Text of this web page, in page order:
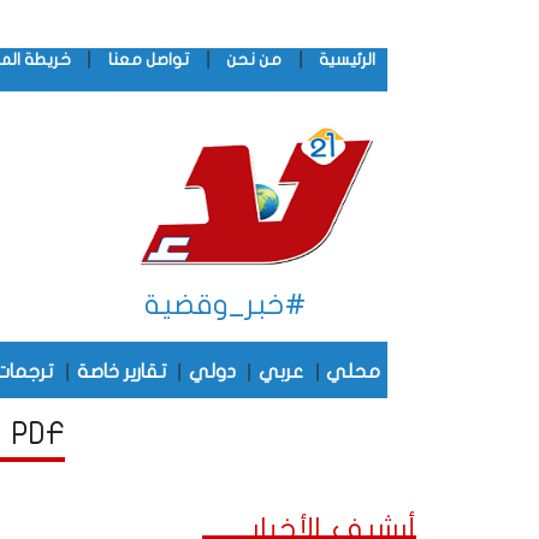
الرئيسية من نحن تواصل معنا خريطة
#خبر_وقضية
محلي عربي دولي تقارير خاصة
PDF أرشيف الأخبار لشهر يـونـيـو , من عام 2016
أرشيف الأخبار